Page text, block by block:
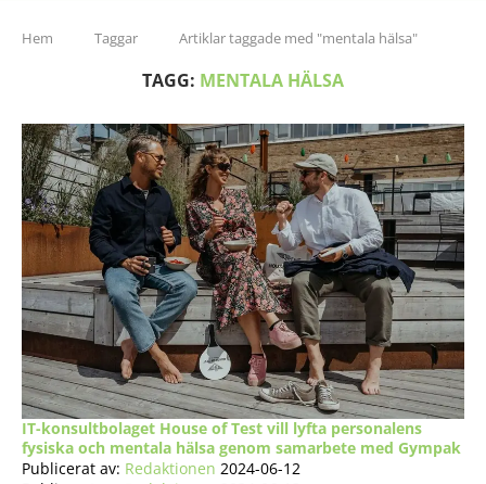
Hem Taggar Artiklar taggade med "mentala hälsa"
TAGG: MENTALA HÄLSA
IT-konsultbolaget House of Test vill lyfta personalens
fysiska och mentala hälsa genom samarbete med Gympak
Publicerat av: Redaktionen 2024-06-12